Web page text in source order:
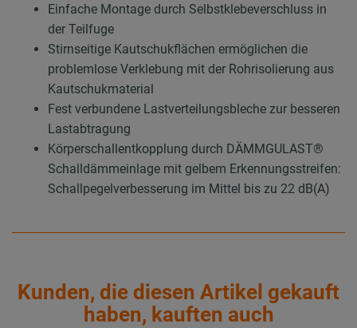
Einfache Montage durch Selbstklebeverschluss in
der Teilfuge
Stirnseitige Kautschukflächen ermöglichen die
problemlose Verklebung mit der Rohrisolierung aus
Kautschukmaterial
Fest verbundene Lastverteilungsbleche zur besseren
Lastabtragung
Körperschallentkopplung durch DÄMMGULAST®
Schalldämmeinlage mit gelbem Erkennungsstreifen:
Schallpegelverbesserung im Mittel bis zu 22 dB(A)
Kunden, die diesen Artikel gekauft
haben, kauften auch